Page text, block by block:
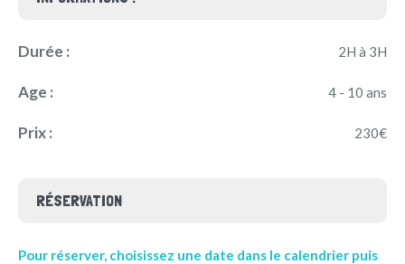
Durée : 2H à 3H
Age : 4 - 10 ans
Prix : 230€
RÉSERVATION
Pour réserver, choisissez une date dans le calendrier puis